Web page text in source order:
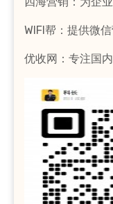
WIFI帮：提供微
优收网：专注国